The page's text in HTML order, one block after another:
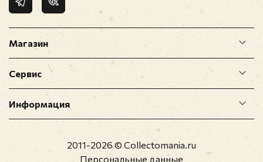
Магазин
Сервис
Информация
2011-2026 © Collectomania.ru
Персональные данные